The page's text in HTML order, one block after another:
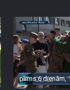
pirms 6 dienām,